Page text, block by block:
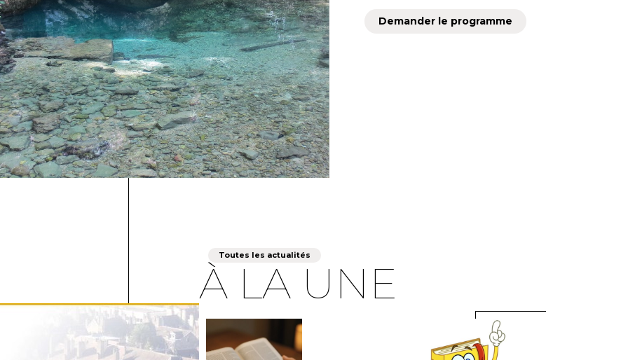
Demander le programme
À LA UNE
Toutes les actualités